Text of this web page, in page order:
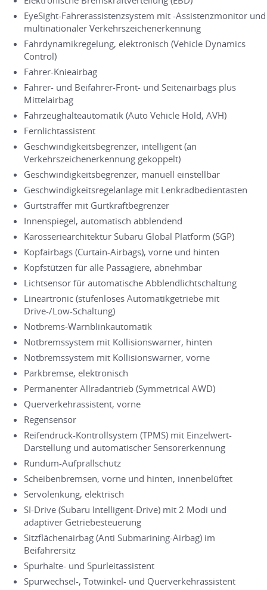
EyeSight-Fahrerassistenzsystem mit -Assistenzmonitor und
multinationaler Verkehrszeichenerkennung
Fahrdynamikregelung, elektronisch (Vehicle Dynamics
Control)
Fahrer-Knieairbag
Fahrer- und Beifahrer-Front- und Seitenairbags plus
Mittelairbag
Fahrzeughalteautomatik (Auto Vehicle Hold, AVH)
Fernlichtassistent
Geschwindigkeitsbegrenzer, intelligent (an
Verkehrszeichenerkennung gekoppelt)
Geschwindigkeitsbegrenzer, manuell einstellbar
Geschwindigkeitsregelanlage mit Lenkradbedientasten
Gurtstraffer mit Gurtkraftbegrenzer
Innenspiegel, automatisch abblendend
Karosseriearchitektur Subaru Global Platform (SGP)
Kopfairbags (Curtain-Airbags), vorne und hinten
Kopfstützen für alle Passagiere, abnehmbar
Lichtsensor für automatische Abblendlichtschaltung
Lineartronic (stufenloses Automatikgetriebe mit
Drive-/Low-Schaltung)
Notbrems-Warnblinkautomatik
Notbremssystem mit Kollisionswarner, hinten
Notbremssystem mit Kollisionswarner, vorne
Parkbremse, elektronisch
Permanenter Allradantrieb (Symmetrical AWD)
Querverkehrassistent, vorne
Regensensor
Reifendruck-Kontrollsystem (TPMS) mit Einzelwert-
Darstellung und automatischer Sensorerkennung
Rundum-Aufprallschutz
Scheibenbremsen, vorne und hinten, innenbelüftet
Servolenkung, elektrisch
SI-Drive (Subaru Intelligent-Drive) mit 2 Modi und
adaptiver Getriebesteuerung
Sitzflächenairbag (Anti Submarining-Airbag) im
Beifahrersitz
Spurhalte- und Spurleitassistent
Spurwechsel-, Totwinkel- und Querverkehrassistent